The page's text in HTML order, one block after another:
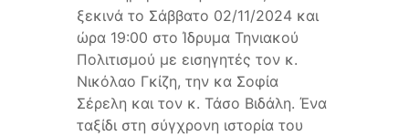
ξεκινά το Σάββατο 02/11/2024 και
ώρα 19:00 στο Ίδρυμα Τηνιακού
Πολιτισμού με εισηγητές τον κ.
Νικόλαο Γκίζη, την κα Σοφία
Σέρελη και τον κ. Τάσο Βιδάλη. Ένα
ταξίδι στη σύγχρονη ιστορία του